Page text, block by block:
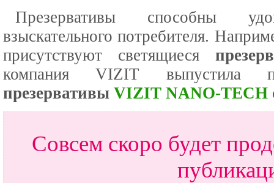
Презервативы способны
взыскательного потребителя.
присутствуют светящиеся
компания VIZIT выпустила
презервативы VIZIT NANO-TECH
Совсем скоро будет